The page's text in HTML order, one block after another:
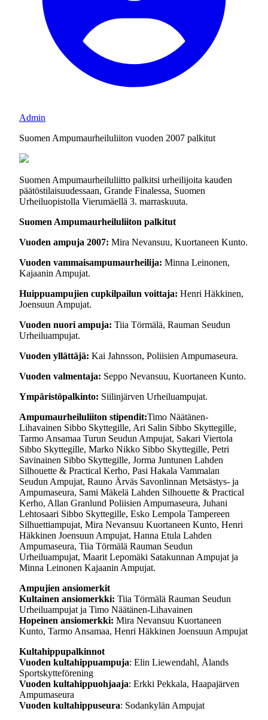
Admin
Suomen Ampumaurheiluliiton vuoden 2007 palkitut
Suomen Ampumaurheiluliitto palkitsi urheilijoita kauden
päätöstilaisuudessaan, Grande Finalessa, Suomen
Urheiluopistolla Vierumäellä 3. marraskuuta.
Suomen Ampumaurheiluliiton palkitut
Vuoden ampuja 2007: Mira Nevansuu, Kuortaneen Kunto.
Vuoden vammaisampumaurheilija: Minna Leinonen,
Kajaanin Ampujat.
Huippuampujien cupkilpailun voittaja: Henri Häkkinen,
Joensuun Ampujat.
Vuoden nuori ampuja: Tiia Törmälä, Rauman Seudun
Urheiluampujat.
Vuoden yllättäjä: Kai Jahnsson, Poliisien Ampumaseura.
Vuoden valmentaja: Seppo Nevansuu, Kuortaneen Kunto.
Ympäristöpalkinto: Siilinjärven Urheiluampujat.
Ampumaurheiluliiton stipendit:Timo Näätänen-
Lihavainen Sibbo Skyttegille, Ari Salin Sibbo Skyttegille,
Tarmo Ansamaa Turun Seudun Ampujat, Sakari Viertola
Sibbo Skyttegille, Marko Nikko Sibbo Skyttegille, Petri
Savinainen Sibbo Skyttegille, Jorma Juntunen Lahden
Silhouette & Practical Kerho, Pasi Hakala Vammalan
Seudun Ampujat, Rauno Ärväs Savonlinnan Metsästys- ja
Ampumaseura, Sami Mäkelä Lahden Silhouette & Practical
Kerho, Allan Granlund Poliisien Ampumaseura, Juhani
Lehtosaari Sibbo Skyttegille, Esko Lempola Tampereen
Silhuettiampujat, Mira Nevansuu Kuortaneen Kunto, Henri
Häkkinen Joensuun Ampujat, Hanna Etula Lahden
Ampumaseura, Tiia Törmälä Rauman Seudun
Urheiluampujat, Maarit Lepomäki Satakunnan Ampujat ja
Minna Leinonen Kajaanin Ampujat.
Ampujien ansiomerkit
Kultainen ansiomerkki: Tiia Törmälä Rauman Seudun
Urheiluampujat ja Timo Näätänen-Lihavainen
Hopeinen ansiomerkki: Mira Nevansuu Kuortaneen
Kunto, Tarmo Ansamaa, Henri Häkkinen Joensuun Ampujat
Kultahippupalkinnot
Vuoden kultahippuampuja: Elin Liewendahl, Ålands
Sportskytteförening
Vuoden kultahippuohjaaja: Erkki Pekkala, Haapajärven
Ampumaseura
Vuoden kultahippuseura: Sodankylän Ampujat